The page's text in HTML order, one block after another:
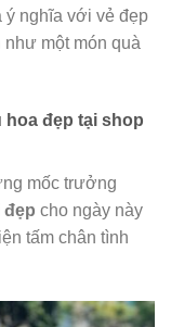
ý nghĩa với vẻ đẹp
một món quà
đẹp tại shop
mốc trưởng
đẹp cho ngày này
tấm chân tình